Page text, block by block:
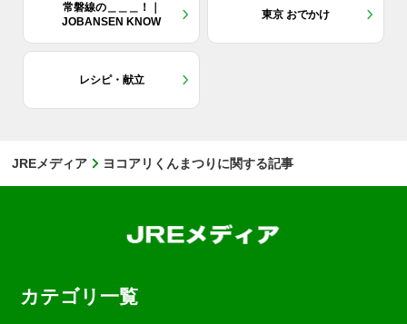
常磐線の＿＿＿！｜
JOBANSEN KNOW
東京 おでかけ
レシピ・献立
JREメディア ヨコアリくんまつりに関する記事
カテゴリ一覧